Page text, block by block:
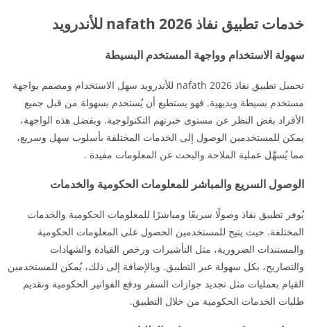
خدمات تطبيق نفاذ nafath 2026 للأندرويد
سهولة الاستخدام وواجهة المستخدم البسيطة
تحميل تطبيق نفاذ nafath 2026 للأندرويد سهل الاستخدام ومصمم بواجهة
مستخدم بسيطة وبديهية. فهو يستطيع أن يُستخدم بسهولة من قبل جميع
الأفراد بغض النظر عن مستوى خبرتهم التكنولوجية. وبفضل هذه الواجهة،
يمكن للمستخدمين الوصول إلى الخدمات المختلفة بأسلوب سهل وسريع،
مما يُسهِّل عملية الملاحة والبحث عن المعلومات مفيدة .
الوصول السريع والمباشر للمعلومات الحكومية والخدمات
يُوفر تطبيق نفاذ وصولًا سريعًا ومباشرًا للمعلومات الحكومية والخدمات
المختلفة. حيث يتيح للمستخدمين الحصول على المعلومات الحكومية
والمستندات الضرورية، مثل التأشيرات ورخص القيادة والشهادات
والتصاريح، بكل سهولة عبر التطبيق. وبالإضافة إلى ذلك، يُمكن للمستخدمين
القيام بعمليات مثل تجديد جوازات السفر ودفع الفواتير الحكومية وتقديم
طلبات الخدمات الحكومية من خلال التطبيق.